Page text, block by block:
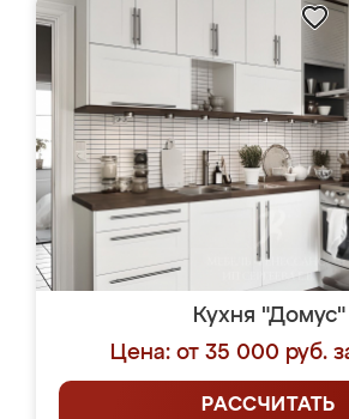
Кухня "Домус"
Цена: от 35 000 руб.
РАССЧИТАТЬ